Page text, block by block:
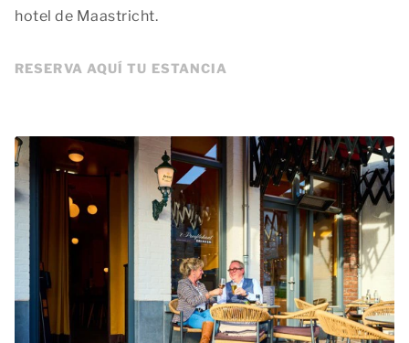
hotel de Maastricht.
RESERVA AQUÍ TU ESTANCIA